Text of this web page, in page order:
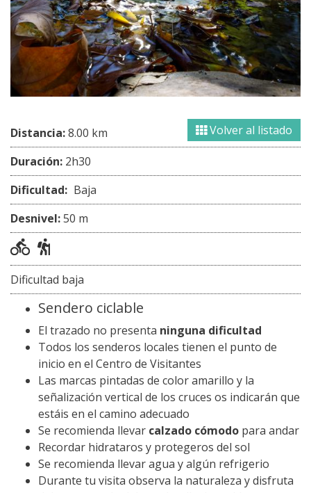
Volver al listado
Distancia:8.00 km
Duración: 2h30
Dificultad: Baja
Desnivel:50 m
Dificultad baja
Sendero ciclable
El trazado no presenta ninguna dificultad
Todos los senderos locales tienen el punto de
inicio en el Centro de Visitantes
Las marcas pintadas de color amarillo y la
señalización vertical de los cruces os indicarán que
estáis en el camino adecuado
Se recomienda llevar calzado cómodo para andar
Recordar hidrataros y protegeros del sol
Se recomienda llevar agua y algún refrigerio
Durante tu visita observa la naturaleza y disfruta